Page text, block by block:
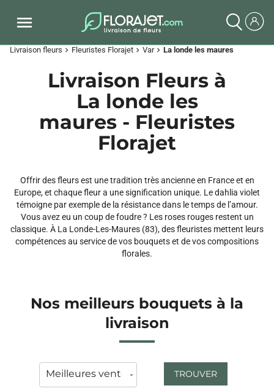
Livraison fleurs chevron_right Fleuristes Florajet chevron_right Varchevron_right La londe les maures
Livraison Fleurs à
La londe les
maures - Fleuristes
Florajet
Offrir des fleurs est une tradition très ancienne en France et en
Europe, et chaque fleur a une signification unique. Le dahlia violet
témoigne par exemple de la résistance dans le temps de l’amour.
Vous avez eu un coup de foudre ? Les roses rouges restent un
classique. À La Londe-Les-Maures (83), des fleuristes mettent leurs
compétences au service de vos bouquets et de vos compositions
florales.
Nos meilleurs bouquets à la
livraison
TROUVER